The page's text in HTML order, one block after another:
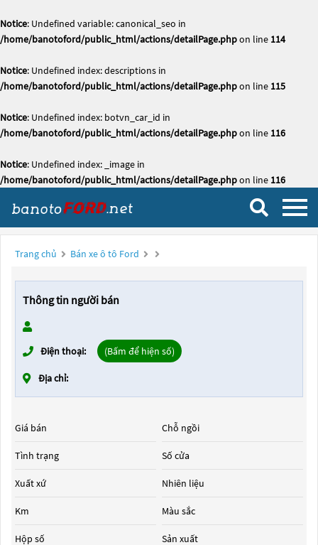
Notice: Undefined variable: canonical_seo in
/home/banotoford/public_html/actions/detailPage.phpon line 114
Notice: Undefined index: descriptions in
/home/banotoford/public_html/actions/detailPage.phpon line 115
Notice: Undefined index: botvn_car_id in
/home/banotoford/public_html/actions/detailPage.phpon line 116
Notice: Undefined index: _image in
/home/banotoford/public_html/actions/detailPage.phpon line 116
Trang chủ Bán xe ô tô Ford
Thông tin người bán
Điện thoại: (Bấm để hiện số)
Địa chỉ:
Giá bán
Tình trạng
Xuất xứ
Km
Hộp số
Chỗ ngồi
Số cửa
Nhiên liệu
Màu sắc
Sản xuất